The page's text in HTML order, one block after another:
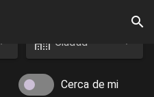
2026 | Eventufy
Ciudad
Cerca de mi